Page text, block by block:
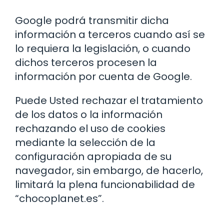
Google podrá transmitir dicha
información a terceros cuando así se
lo requiera la legislación, o cuando
dichos terceros procesen la
información por cuenta de Google.
Puede Usted rechazar el tratamiento
de los datos o la información
rechazando el uso de cookies
mediante la selección de la
configuración apropiada de su
navegador, sin embargo, de hacerlo,
limitará la plena funcionabilidad de
“chocoplanet.es”.